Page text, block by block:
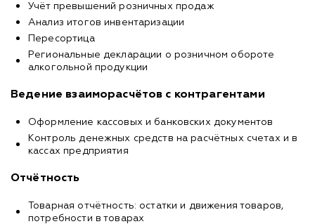
Учёт превышений розничных продаж
Анализ итогов инвентаризации
Пересортица
Региональные декларации о розничном обороте
алкогольной продукции
Ведение взаиморасчётов с контрагентами
Оформление кассовых и банковских документов
Контроль денежных средств на расчётных счетах и в
кассах предприятия
Отчётность
Товарная отчётность: остатки и движения товаров,
потребности в товарах